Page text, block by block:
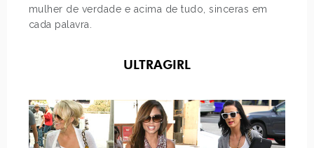
mulher de verdade e acima de tudo, sinceras em
cada palavra.
ULTRAGIRL